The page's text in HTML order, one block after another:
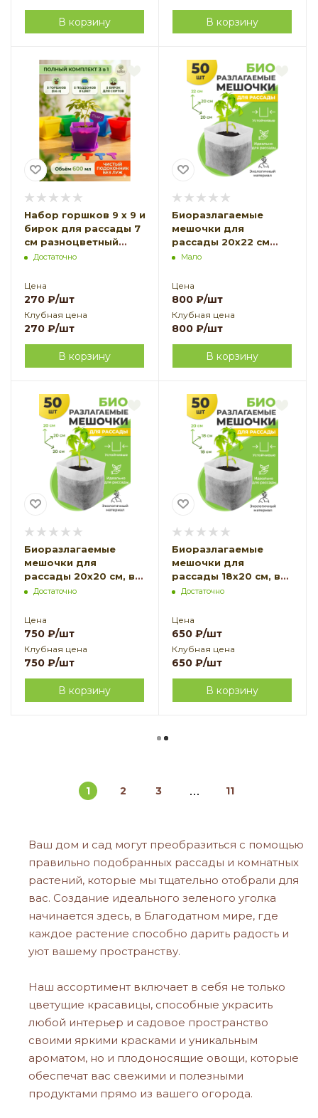
В корзину В корзину
Набор горшков 9 х 9 и
бирок для рассады 7
см разноцветный
пластиковые 5 шт
земледелие VIP
Достаточно
Цена
270 ₽/шт
Клубная цена
270 ₽/шт
В корзину
Биоразлагаемые
мешочки для
рассады 20х22 см
усиленные, в
Благодатное
земледелие VIP
Мало
Цена
800 ₽/шт
Клубная цена
800 ₽/шт
В корзину
Биоразлагаемые
мешочки для
рассады 20х20 см, в
упаковке 50 шт
земледелие VIP
Достаточно
Цена
750 ₽/шт
Клубная цена
750 ₽/шт
В корзину
Биоразлагаемые
мешочки для
рассады 18х20 см, в
упаковке 50 шт
земледелие VIP
Достаточно
Цена
650 ₽/шт
Клубная цена
650 ₽/шт
В корзину
1 2 3 11
Ваш дом и сад могут преобразиться с помощью
правильно подобранных рассады и комнатных
растений, которые мы тщательно отобрали для
вас. Создание идеального зеленого уголка
начинается здесь, в Благодатном мире, где
каждое растение способно дарить радость и
уют вашему пространству.
Наш ассортимент включает в себя не только
цветущие красавицы, способные украсить
любой интерьер и садовое пространство
своими яркими красками и уникальным
ароматом, но и плодоносящие овощи, которые
обеспечат вас свежими и полезными
продуктами прямо из вашего огорода.